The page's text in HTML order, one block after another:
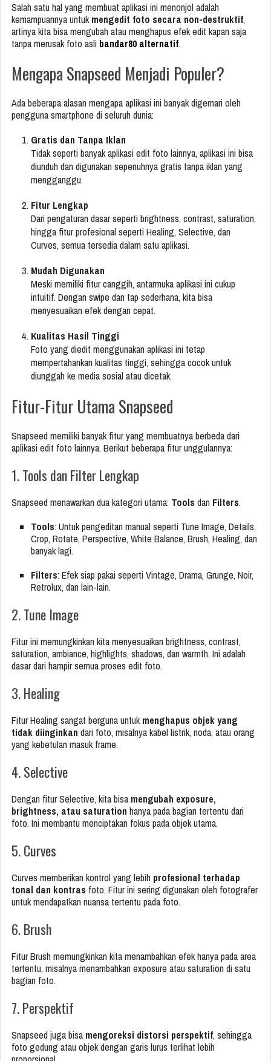
Salah satu hal yang membuat aplikasi ini menonjol adalah
kemampuannya untukmengedit foto secara non-destruktif,
artinya kita bisa mengubah atau menghapus efek edit kapan saja
tanpa merusak foto asli bandar80 alternatif.
Mengapa Snapseed Menjadi Populer?
Ada beberapa alasan mengapa aplikasi ini banyak digemari oleh
pengguna smartphone di seluruh dunia:
Gratis dan Tanpa Iklan
Tidak seperti banyak aplikasi edit foto lainnya, aplikasi ini bisa
diunduh dan digunakan sepenuhnya gratis tanpa iklan yang
mengganggu.
Fitur Lengkap
Dari pengaturan dasar seperti brightness, contrast, saturation,
hingga fitur profesional seperti Healing, Selective, dan
Curves, semua tersedia dalam satu aplikasi.
Mudah Digunakan
Meski memiliki fitur canggih, antarmuka aplikasi ini cukup
intuitif. Dengan swipe dan tap sederhana, kita bisa
menyesuaikan efek dengan cepat.
Kualitas Hasil Tinggi
Foto yang diedit menggunakan aplikasi ini tetap
mempertahankan kualitas tinggi, sehingga cocok untuk
diunggah ke media sosial atau dicetak.
Fitur-Fitur Utama Snapseed
Snapseed memiliki banyak fitur yang membuatnya berbeda dari
aplikasi edit foto lainnya. Berikut beberapa fitur unggulannya:
1. Tools dan Filter Lengkap
Snapseed menawarkan dua kategori utama: Tools dan Filters.
Tools: Untuk pengeditan manual seperti Tune Image, Details,
Crop, Rotate, Perspective, White Balance, Brush, Healing, dan
banyak lagi.
Filters: Efek siap pakai seperti Vintage, Drama, Grunge, Noir,
Retrolux, dan lain-lain.
2. Tune Image
Fitur ini memungkinkan kita menyesuaikan brightness, contrast,
saturation, ambiance, highlights, shadows, dan warmth. Ini adalah
dasar dari hampir semua proses edit foto.
3. Healing
Fitur Healing sangat berguna untukmenghapus objek yang
tidak diinginkan dari foto, misalnya kabel listrik, noda, atau orang
yang kebetulan masuk frame.
4. Selective
Dengan fitur Selective, kita bisa mengubah exposure,
brightness, atau saturation hanya pada bagian tertentu dari
foto. Ini membantu menciptakan fokus pada objek utama.
5. Curves
Curves memberikan kontrol yang lebih profesional terhadap
tonal dan kontras foto. Fitur ini sering digunakan oleh fotografer
untuk mendapatkan nuansa tertentu pada foto.
6. Brush
Fitur Brush memungkinkan kita menambahkan efek hanya pada area
tertentu, misalnya menambahkan exposure atau saturation di satu
bagian foto.
7. Perspektif
Snapseed juga bisa mengoreksi distorsi perspektif, sehingga
foto gedung atau objek dengan garis lurus terlihat lebih